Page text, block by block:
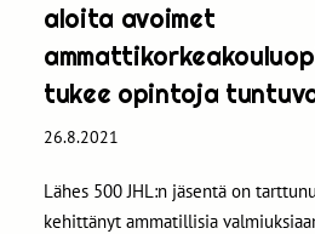
aloita avoimet
tukee opintoja
26.8.2021
Lähes 500 JHL:n jäsentä on
kehittänyt ammatillisia